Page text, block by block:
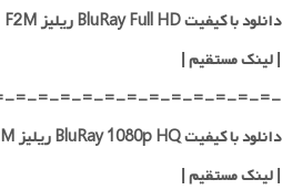
دانلود با کیفیت BluRay Full HD ریلیز F2M
|لینک مستقیم|
=-=-=-=-=-=-=-=-=-=-=-=-
دانلود با کیفیت BluRay 1080p HQ ریلیز F2M
|لینک مستقیم|